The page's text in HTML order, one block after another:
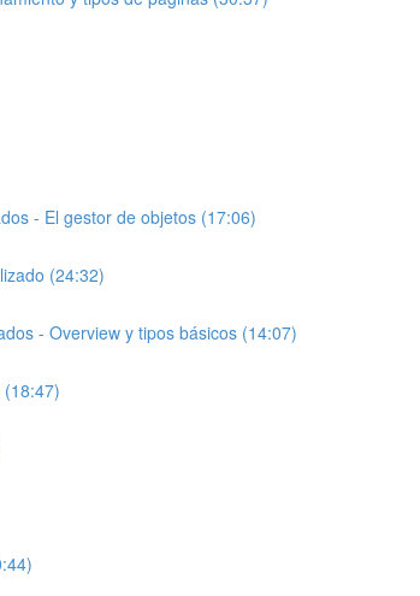
- El gestor de objetos (17:06)
(24:32)
- Overview y tipos básicos (14:07)